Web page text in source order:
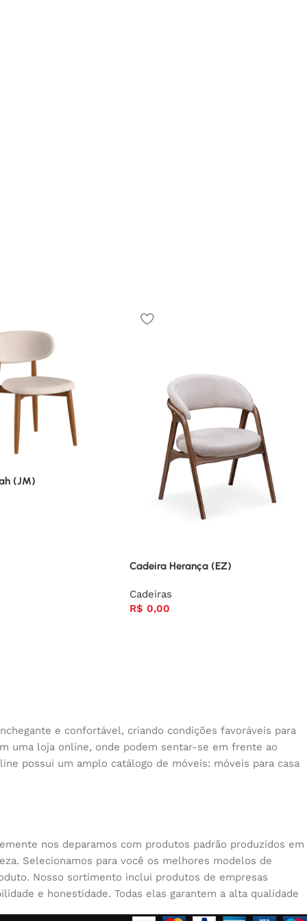
(JM)
Cadeira Herança (EZ)
Cadeiras
R$ 0,00
e confortável, criando condições favoráveis para
uma loja online, onde podem sentar-se em frente ao
possui um amplo catálogo de móveis: móveis para casa
nos deparamos com produtos padrão produzidos em
Selecionamos para você os melhores modelos de
Nosso sortimento inclui produtos de empresas
e honestidade. Todas elas garantem a alta qualidade